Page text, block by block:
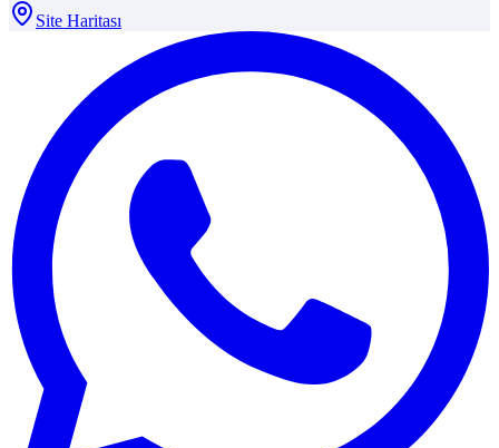
Site Haritası